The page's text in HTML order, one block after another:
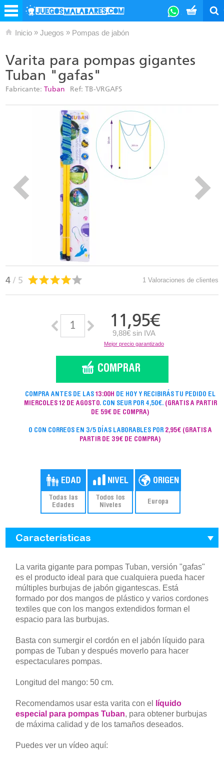
Inicio » Juegos » Pompas de jabón
Varita para pompas gigantes
Tuban "gafas"
Fabricante: Tuban Ref: TB-VRGAFS
4 / 5 1 Valoraciones de clientes
11,95€
9,88€ sin IVA
Mejor precio garantizado
COMPRA ANTES DE LAS13:00H DE HOY Y RECIBIRÁS TU PEDIDO EL
MIERCOLES 12 DE AGOSTO. CON SEUR POR 4,50€. (GRATIS A PARTIR
DE 59€ DE COMPRA)
O CON CORREOS EN 3/5 DÍAS LABORABLES POR 2,95€ (GRATIS A
PARTIR DE 39€ DE COMPRA)
Todas las
Edades
Todos los
Niveles
Europa
Características
La varita gigante para pompas Tuban, versión "gafas"
es el producto ideal para que cualquiera pueda hacer
múltiples burbujas de jabón gigantescas. Está
formado por dos mangos de plástico y varios cordones
textiles que con los mangos extendidos forman el
espacio para las burbujas.
Basta con sumergir el cordón en el jabón líquido para
pompas de Tuban y después moverlo para hacer
espectaculares pompas.
Longitud del mango: 50 cm.
Recomendamos usar esta varita con el
líquido
especial para pompas Tuban, para obtener burbujas
de máxima calidad y de los tamaños deseados.
Puedes ver un vídeo aquí: